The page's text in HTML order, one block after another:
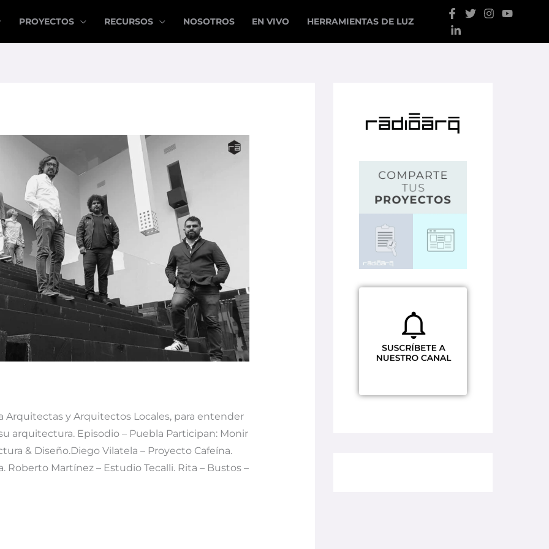
PROYECTOS RECURSOS NOSOTROS EN VIVO HERRAMIENTAS DE LUZ
Arquitectas y Arquitectos Locales, para entender
arquitectura. Episodio – Puebla Participan: Monir
& Diseño.Diego Vilatela – Proyecto Cafeína.
Roberto Martínez – Estudio Tecalli. Rita – Bustos –